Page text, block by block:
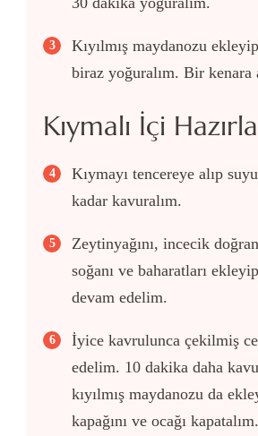
Kıyılmış maydanozu
biraz yoğuralım. Bir kenara
Kıymalı İçi
Kıymayı tencereye alıp
kadar kavuralım.
Zeytinyağını, incecik
soğanı ve baharatları
devam edelim.
İyice kavrulunca çekilmiş
edelim. 10 dakika daha
kıyılmış maydanozu da
kapağını ve ocağı kapatalım.